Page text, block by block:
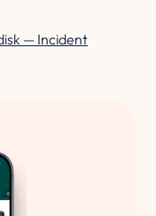
— Incident